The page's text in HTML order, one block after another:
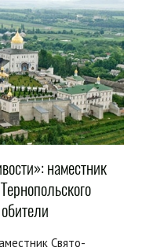
наместник
Свято-